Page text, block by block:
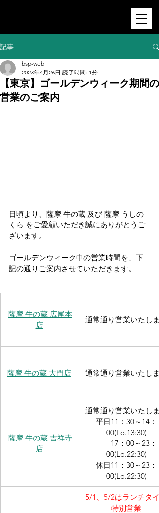
記事
【東京】ゴールデンウィーク期間の
営業のご案内
bsp-web
2023年4月26日 読了時間: 1分
日頃より、薩摩 牛の蔵 及び 薩摩 うしの
くら をご愛顧いただき誠にありがとうご
ざいます。
ゴールデンウィーク中の営業時間を、下
記の通りご案内させていただきます。
薩摩 牛の蔵 広尾本
店
通常通り営業いたしま
薩摩 牛の蔵 大門店 通常通り営業いたしま
薩摩 牛の蔵 吉祥寺
店
通常通り営業いたしま
平日11：30～14：
00(Lo.13:30)
17：00～23：
00(Lo.22:30)
休日11：30～23：
00(Lo.22:30)
5/1、5/2はランチタイ
特別営業